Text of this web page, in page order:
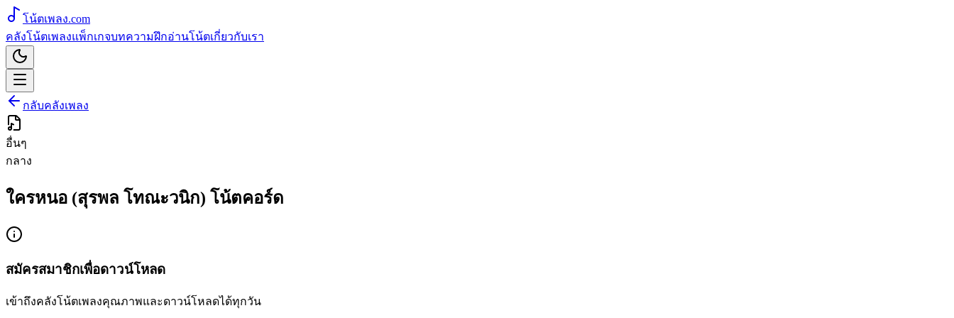
โน้ตเพลง.com
คลังโน้ตเพลงแพ็กเกจบทความฝึกอ่านโน้ตเกี่ยวกับเรา
กลับคลังเพลง
อื่นๆ
กลาง
ใครหนอ (สุรพล โทณะวนิก) โน้ตคอร์ด
สมัครสมาชิกเพื่อดาวน์โหลด
เข้าถึงคลังโน้ตเพลงคุณภาพและดาวน์โหลดได้ทุกวัน